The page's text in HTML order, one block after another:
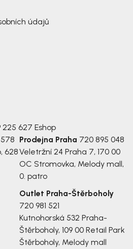
údajů
225 627 Eshop
628
Prodejna Praha 720 895 048
Veletržní 24 Praha 7, 170 00
OC Stromovka, Melody mall,
0. patro
Outlet Praha-Štěrboholy
720 981 521
Kutnohorská 532 Praha-
Štěrboholy, 109 00 Retail Park
Štěrboholy, Melody mall